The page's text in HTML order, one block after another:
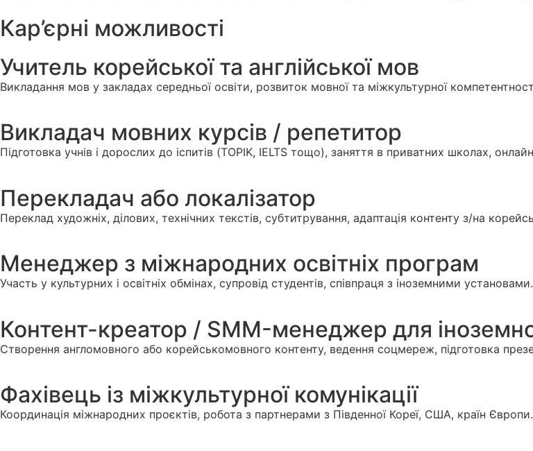
Кар’єрні можливості
Учитель корейської та англійської мов
Викладання мов у закладах середньої освіти, розвиток мовної та міжкультурної
Викладач мовних курсів / репетитор
Підготовка учнів і дорослих до іспитів (TOPIK, IELTS тощо), заняття в приватних школах,
Перекладач або локалізатор
Переклад художніх, ділових, технічних текстів, субтитрування, адаптація контенту з/на
Менеджер з міжнародних освітніх програм
Участь у культурних і освітніх обмінах, супровід студентів, співпраця з іноземними установами.
Контент-креатор / SMM-менеджер для
Створення англомовного або корейськомовного контенту, ведення соцмереж, підготовка
Фахівець із міжкультурної комунікації
Координація міжнародних проєктів, робота з партнерами з Південної Кореї, США, країн Європи.